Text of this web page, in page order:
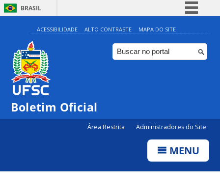
BRASIL
Simplifique!
Comunica BR
Participe
ACESSIBILIDADE ALTO CONTRASTE MAPA DO SITE
Boletim Oficial
Área Restrita Administradores do Site
MENU